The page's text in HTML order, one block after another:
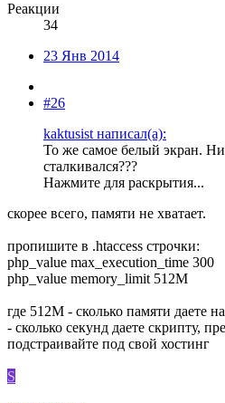
Реакции
34
23 Янв 2014
#26
kaktusist написал(а):
То же самое белый экран.
сталкивался???
Нажмите для раскрытия...
скорее всего, памяти не хватает.
пропишите в .htaccess строчки:
php_value max_execution_time 300
php_value memory_limit 512M
где 512M - сколько памяти даете
- сколько секунд даете скрипту,
подстраивайте под свой хостинг
S